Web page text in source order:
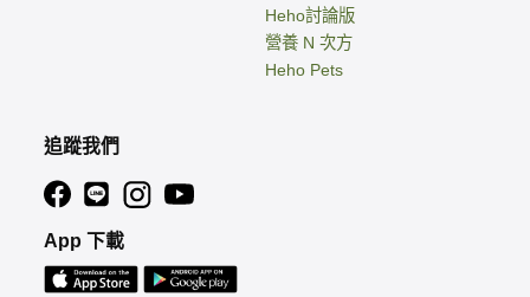
Heho討論版
營養 N 次方
Heho Pets
追蹤我們
App 下載